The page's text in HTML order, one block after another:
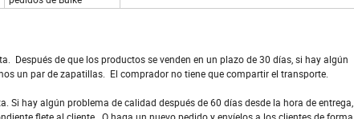
Después de que los productos se venden en un plazo de 30 días, si hay algún
un par de zapatillas. El comprador no tiene que compartir el transporte.
Si hay algún problema de calidad después de 60 días desde la hora de entrega,